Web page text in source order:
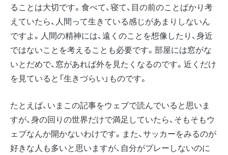
ることは大切です。食べて、寝て、目の前のことばかり考
えていたら、人間って生きている感じがあまりしないん
ですよ。人間の精神には、遠くのことを想像したり、身近
ではないことを考えることも必要です。部屋には窓がな
いとだめで、窓があれば外を見たくなるのです。近くだけ
を見ていると「生きづらい」ものです。
たとえば、いまこの記事をウェブで読んでいると思いま
すが、身の回りの世界だけで満足していたら、そもそもウ
ェブなんか開かないわけです。また、サッカーをみるのが
好きな人も多いと思いますが、自分がプレーしないのに